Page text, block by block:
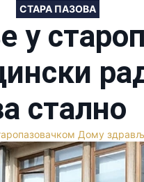
СТАРА ПАЗОВА
у
стално
Дому